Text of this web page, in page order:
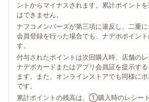
ントからマイナスされます。累計ポイント
はできません。
ナフコメンバーズが第三項に違反し、二重
会員登録を行った場合でも、ナデポポイン
す。
付与されたポイントは次回購入時、店舗の
ナデポカードまたはアプリ会員証を提示す
ます。また、オンラインストアでも同様に
です。
累計ポイントの残高は、①購入時のレシー